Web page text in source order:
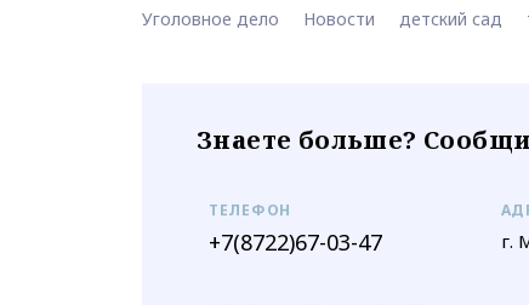
Уголовное дело Новости детский сад
Знаете больше?
ТЕЛЕФОН
+7(8722)67-03-47 г.